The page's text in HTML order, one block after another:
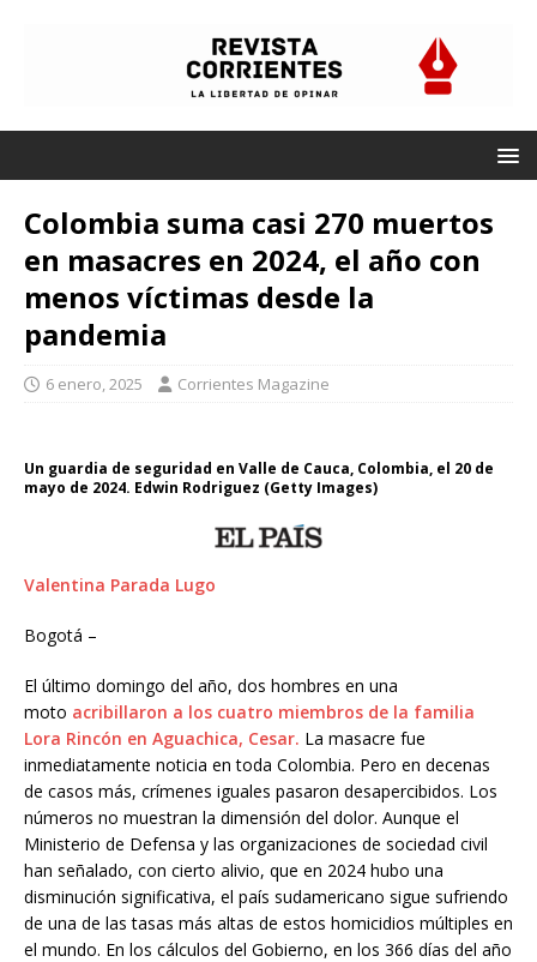
Colombia suma casi 270 muertos
en masacres en 2024, el año con
menos víctimas desde la
pandemia
6 enero, 2025 Corrientes Magazine
Un guardia de seguridad en Valle de Cauca, Colombia, el 20 de
mayo de 2024. Edwin Rodriguez (Getty Images)
Valentina Parada Lugo
Bogotá –
El último domingo del año, dos hombres en una
moto acribillaron a los cuatro miembros de la familia
Lora Rincón en Aguachica, Cesar. La masacre fue
inmediatamente noticia en toda Colombia. Pero en decenas
de casos más, crímenes iguales pasaron desapercibidos. Los
números no muestran la dimensión del dolor. Aunque el
Ministerio de Defensa y las organizaciones de sociedad civil
han señalado, con cierto alivio, que en 2024 hubo una
disminución significativa, el país sudamericano sigue sufriendo
de una de las tasas más altas de estos homicidios múltiples en
el mundo. En los cálculos del Gobierno, en los 366 días del año